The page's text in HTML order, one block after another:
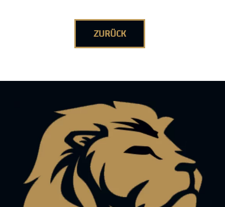
ZURÜCK